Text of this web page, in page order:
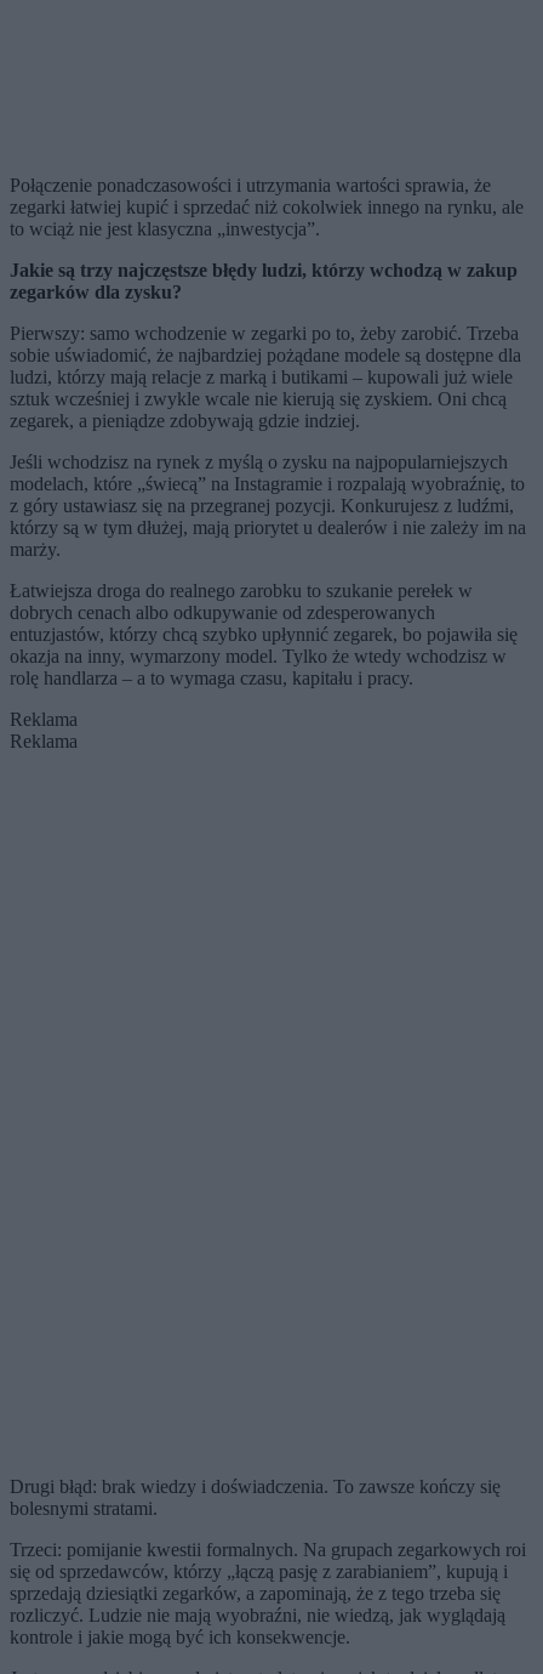
Połączenie ponadczasowości i utrzymania wartości sprawia, że
zegarki łatwiej kupić i sprzedać niż cokolwiek innego na rynku, ale
to wciąż nie jest klasyczna „inwestycja”.
Jakie są trzy najczęstsze błędy ludzi, którzy wchodzą w zakup
zegarków dla zysku?
Pierwszy: samo wchodzenie w zegarki po to, żeby zarobić. Trzeba
sobie uświadomić, że najbardziej pożądane modele są dostępne dla
ludzi, którzy mają relacje z marką i butikami – kupowali już wiele
sztuk wcześniej i zwykle wcale nie kierują się zyskiem. Oni chcą
zegarek, a pieniądze zdobywają gdzie indziej.
Jeśli wchodzisz na rynek z myślą o zysku na najpopularniejszych
modelach, które „świecą” na Instagramie i rozpalają wyobraźnię, to
z góry ustawiasz się na przegranej pozycji. Konkurujesz z ludźmi,
którzy są w tym dłużej, mają priorytet u dealerów i nie zależy im na
marży.
Łatwiejsza droga do realnego zarobku to szukanie perełek w
dobrych cenach albo odkupywanie od zdesperowanych
entuzjastów, którzy chcą szybko upłynnić zegarek, bo pojawiła się
okazja na inny, wymarzony model. Tylko że wtedy wchodzisz w
rolę handlarza – a to wymaga czasu, kapitału i pracy.
Reklama
Reklama
Drugi błąd: brak wiedzy i doświadczenia. To zawsze kończy się
bolesnymi stratami.
Trzeci: pomijanie kwestii formalnych. Na grupach zegarkowych roi
się od sprzedawców, którzy „łączą pasję z zarabianiem”, kupują i
sprzedają dziesiątki zegarków, a zapominają, że z tego trzeba się
rozliczyć. Ludzie nie mają wyobraźni, nie wiedzą, jak wyglądają
kontrole i jakie mogą być ich konsekwencje.